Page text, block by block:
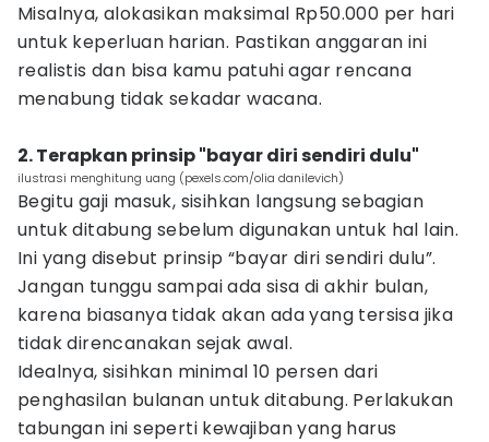
Misalnya, alokasikan maksimal Rp50.000 per hari
untuk keperluan harian. Pastikan anggaran ini
realistis dan bisa kamu patuhi agar rencana
menabung tidak sekadar wacana.
2. Terapkan prinsip "bayar diri sendiri dulu"
ilustrasi menghitung uang (pexels.com/olia danilevich)
Begitu gaji masuk, sisihkan langsung sebagian
untuk ditabung sebelum digunakan untuk hal lain.
Ini yang disebut prinsip “bayar diri sendiri dulu”.
Jangan tunggu sampai ada sisa di akhir bulan,
karena biasanya tidak akan ada yang tersisa jika
tidak direncanakan sejak awal.
Idealnya, sisihkan minimal 10 persen dari
penghasilan bulanan untuk ditabung. Perlakukan
tabungan ini seperti kewajiban yang harus